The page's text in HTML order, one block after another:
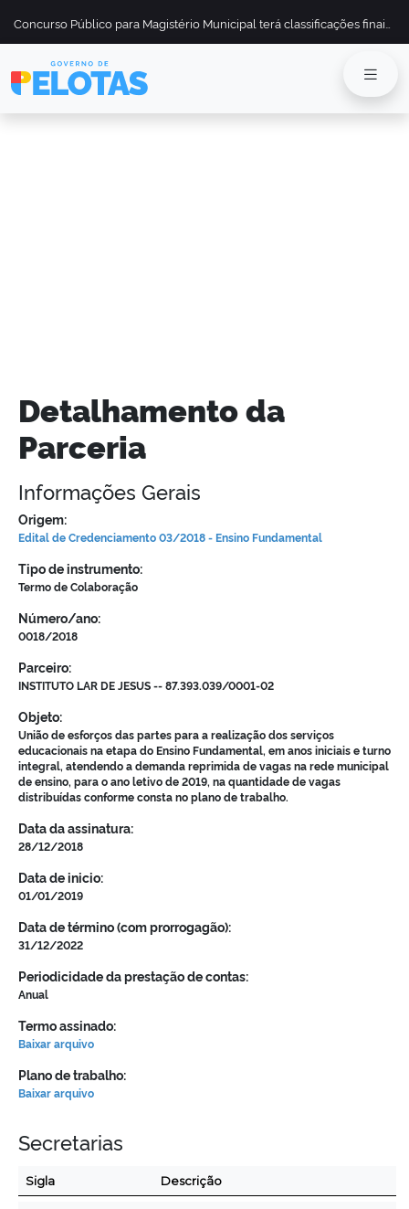
Detalhamento da
Parceria
Informações Gerais
Origem:
Edital de Credenciamento 03/2018 - Ensino Fundamental
Tipo de instrumento:
Termo de Colaboração
Número/ano:
0018/2018
Parceiro:
INSTITUTO LAR DE JESUS -- 87.393.039/0001-02
Objeto:
União de esforços das partes para a realização dos serviços
educacionais na etapa do Ensino Fundamental, em anos iniciais e turno
integral, atendendo a demanda reprimida de vagas na rede municipal
de ensino, para o ano letivo de 2019, na quantidade de vagas
distribuídas conforme consta no plano de trabalho.
Data da assinatura:
28/12/2018
Data de inicio:
01/01/2019
Data de término (com prorrogagão):
31/12/2022
Periodicidade da prestação de contas:
Anual
Termo assinado:
Baixar arquivo
Plano de trabalho:
Baixar arquivo
Secretarias
Sigla Descrição